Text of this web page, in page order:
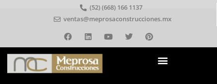
(52) (668) 166 1137
ventas@meprosaconstrucciones.mx